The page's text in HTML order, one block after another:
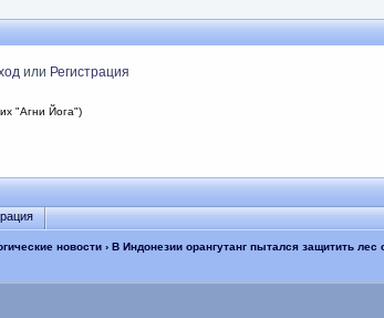
или Регистрация
"Агни Йога")
новости › В Индонезии орангутанг пытался защитить лес